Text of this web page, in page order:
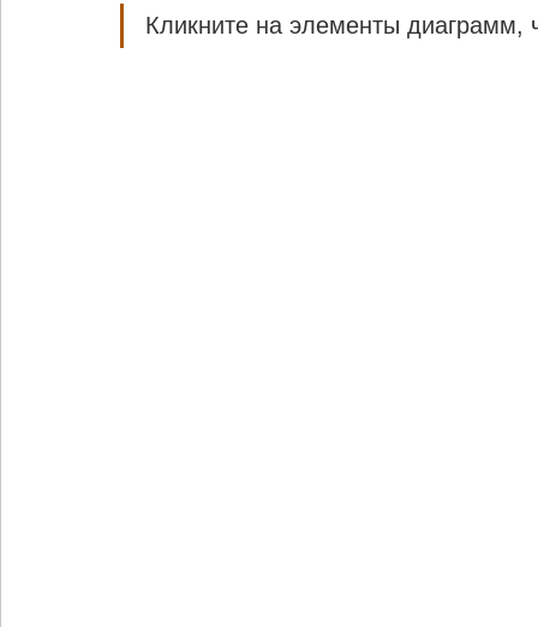
Кликните на элементы